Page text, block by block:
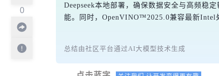
0
Deepseek本地部署，确保数据安全与高频稳
能。同时，OpenVINO™2025.0兼容最新Intel
总结由社区平台通过AI大模型技术生成